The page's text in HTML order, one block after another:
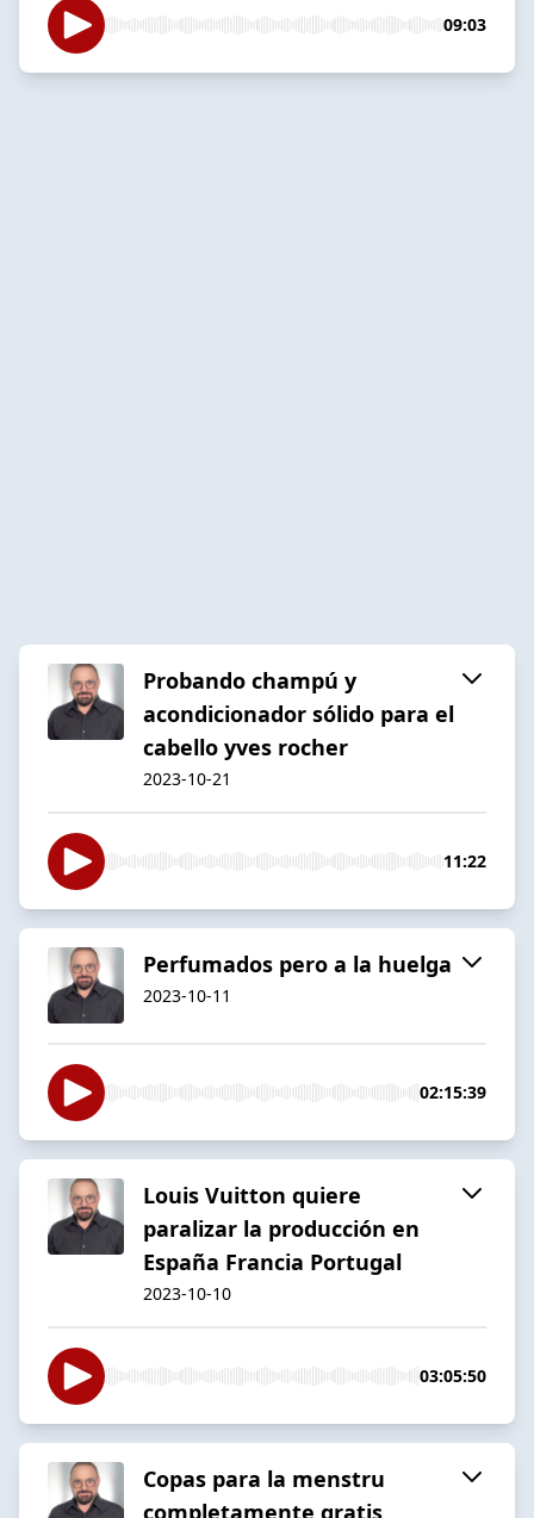
09:03
Probando champú y
acondicionador sólido para el
cabello yves rocher
2023-10-21
11:22
Perfumados pero a la huelga
2023-10-11
02:15:39
Louis Vuitton quiere
paralizar la producción en
España Francia Portugal
2023-10-10
03:05:50
Copas para la menstru
completamente gratis